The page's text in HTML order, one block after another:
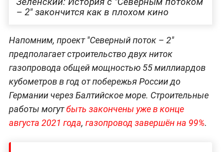
– 2" закончится как в плохом кино
Напомним, проект "Северный поток – 2"
предполагает строительство двух ниток
газопровода общей мощностью 55 миллиардов
кубометров в год от побережья России до
Германии через Балтийское море. Строительные
работы могутбыть закончены уже в конце
августа 2021 года, газопровод завершён на 99%.